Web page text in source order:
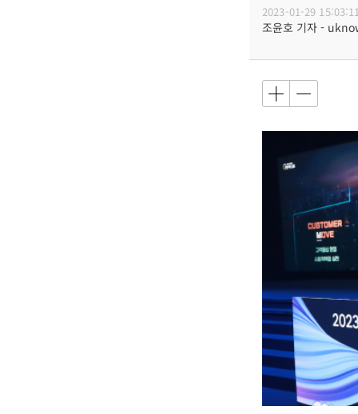
2023-01-29
조윤호 기자 -